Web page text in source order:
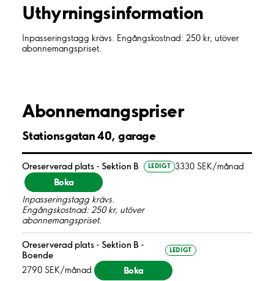
Uthyrnings­information
Inpasseringstagg krävs. Engångskostnad: 250 kr, utöver
abonnemangspriset.
Abonnemangspriser
Stationsgatan 40, garage
Oreserverad plats - Sektion B LEDIGT 3330 SEK/månad
Boka
Inpasseringstagg krävs.
Engångskostnad: 250 kr, utöver
abonnemangspriset.
Oreserverad plats - Sektion B -
Boende
LEDIGT
2790 SEK/månad Boka